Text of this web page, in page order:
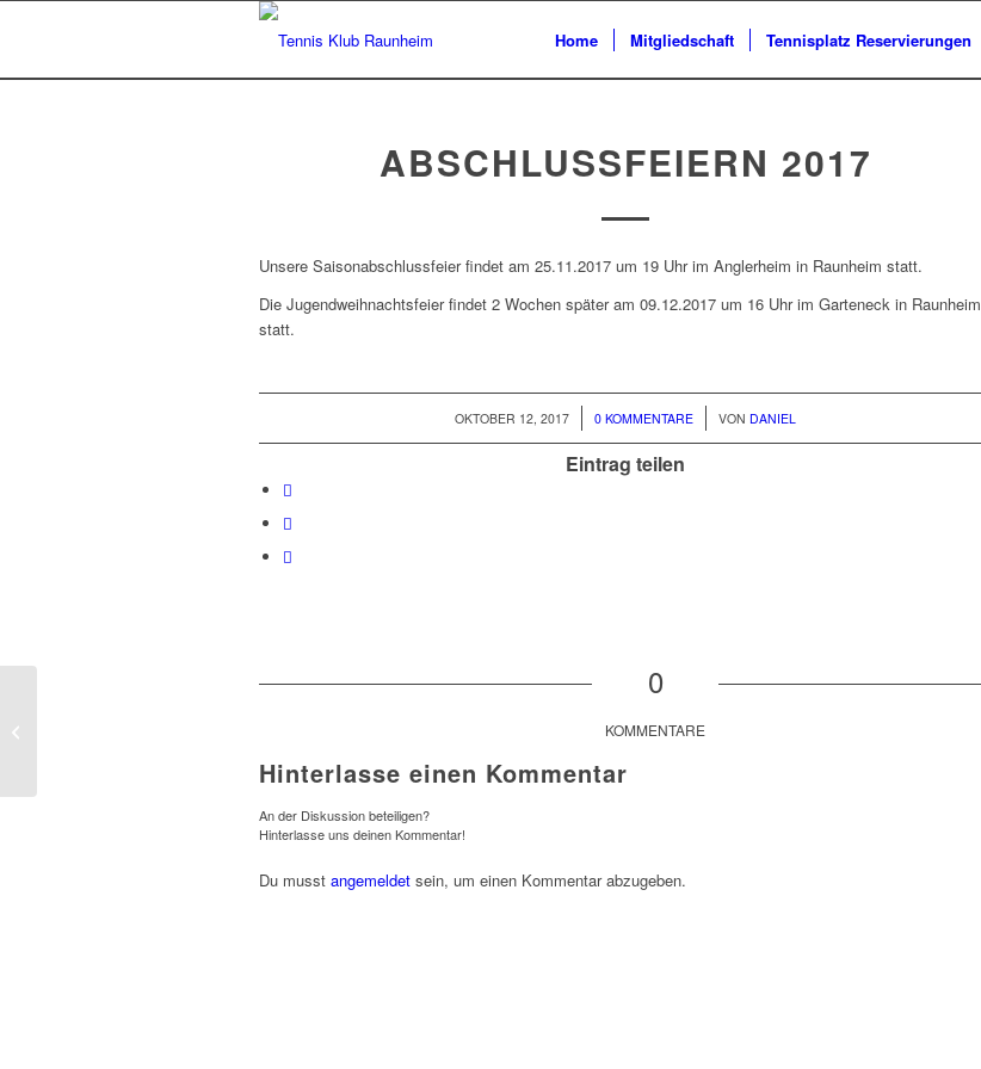
Home Mitgliedschaft Tennisplatz Reservierungen
ABSCHLUSSFEIERN 2017
Unsere Saisonabschlussfeier findet am 25.11.2017 um 19 Uhr im Anglerheim in Raunheim statt.
Die Jugendweihnachtsfeier findet 2 Wochen später am 09.12.2017 um 16 Uhr im Garteneck in Raunheim
statt.
OKTOBER 12, 2017
/ 0 KOMMENTARE
/ VON DANIEL
Eintrag teilen
0
KOMMENTARE
Hinterlasse einen Kommentar
An der Diskussion beteiligen?
Hinterlasse uns deinen Kommentar!
Du musst angemeldet sein, um einen Kommentar abzugeben.